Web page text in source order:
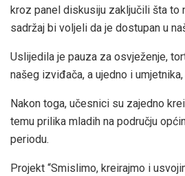
kroz panel diskusiju zaključili šta to
sadržaj bi voljeli da je dostupan u
Uslijedila je pauza za osvježenje,
našeg izviđača, a ujedno i umjetnika,
Nakon toga, učesnici su zajedno
temu prilika mladih na području
periodu.
Projekt “Smislimo, kreirajmo i